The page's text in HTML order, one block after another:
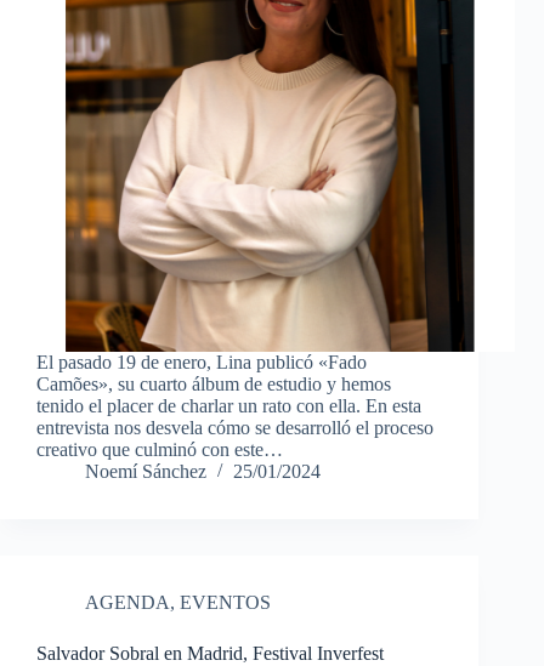
El pasado 19 de enero, Lina publicó «Fado
Camões», su cuarto álbum de estudio y hemos
tenido el placer de charlar un rato con ella. En esta
entrevista nos desvela cómo se desarrolló el proceso
creativo que culminó con este…
Noemí Sánchez
25/01/2024
AGENDA, EVENTOS
Salvador Sobral en Madrid, Festival Inverfest